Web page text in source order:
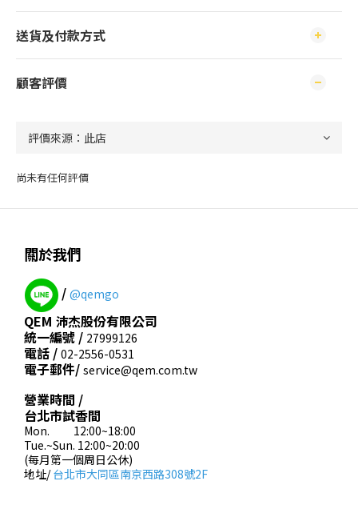
送貨及付款方式
顧客評價
尚未有任何評價
關於我們
/ @qemgo
QEM 沛杰股份有限公司
統一編號 / 27999126
電話 / 02-2556-0531
電子郵件/ service@qem.com.tw
營業時間 /
台北市試香間
Mon. 12:00~18:00
Tue.~Sun. 12:00~20:00
(每月第一個周日公休)
地址/台北市大同區南京西路308號2F